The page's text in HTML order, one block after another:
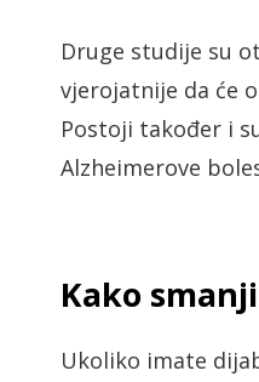
Druge studije su
vjerojatnije da će
Postoji također i
Alzheimerove
Kako
Ukoliko imate